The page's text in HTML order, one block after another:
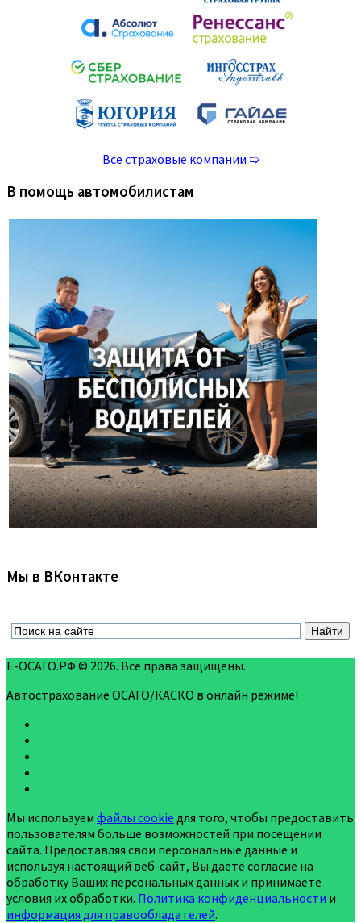
Все страховые компании ➯
В помощь автомобилистам
Мы в ВКонтакте
Е-ОСАГО.РФ © 2026. Все права защищены.
Автострахование ОСАГО/КАСКО в онлайн режиме!
Мы используем файлы cookie для того, чтобы предоставить
пользователям больше возможностей при посещении
сайта. Предоставляя свои персональные данные и
используя настоящий веб-сайт, Вы даете согласие на
обработку Ваших персональных данных и принимаете
условия их обработки. Политика конфиденциальности и
информация для правообладателей.